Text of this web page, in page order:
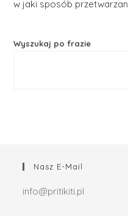
w jaki sposób
Wyszukaj po frazie
Nasz E-Mail
info@pritikiti.pl